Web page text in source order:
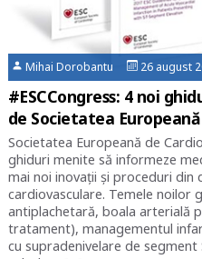
Mihai Dorobantu 26 august
#ESCCongress: 4 noi
de Societatea
Societatea Europeană de
ghiduri menite să informeze
mai noi inovații și proceduri din
cardiovasculare. Temele noilor
antiplachetară, boala arterială
tratament), managementul
cu supradenivelare de